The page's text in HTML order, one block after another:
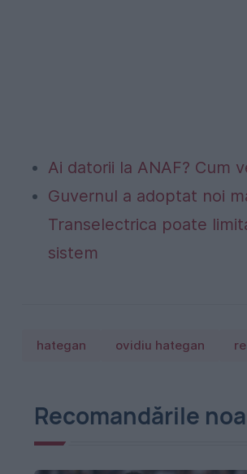
Ai datorii la ANAF? Cum
Guvernul a adoptat noi
Transelectrica poate
sistem
hategan ovidiu hategan
Recomandările